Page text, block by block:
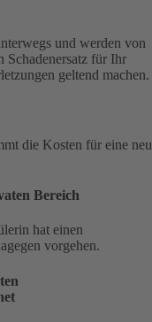
und werden von
Schadenersatz für Ihr
geltend machen.
die Kosten für eine
Bereich
hat einen
vorgehen.